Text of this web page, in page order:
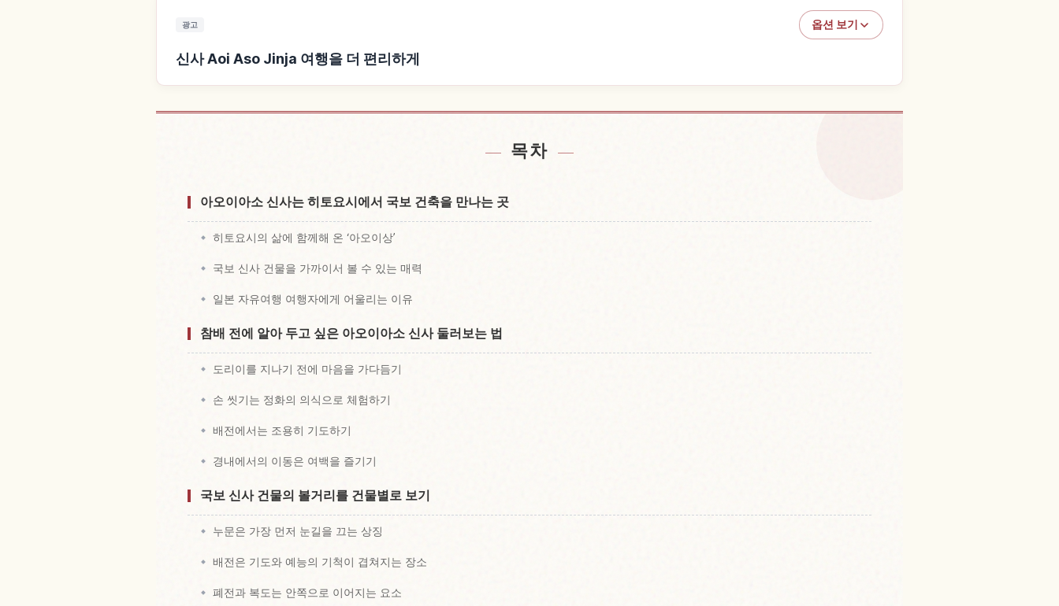
광고 옵션 보기
신사 Aoi Aso Jinja 여행을 더 편리하게
목차
아오이아소 신사는 히토요시에서 국보 건축을 만나는 곳
히토요시의 삶에 함께해 온 ‘아오이상’
국보 신사 건물을 가까이서 볼 수 있는 매력
일본 자유여행 여행자에게 어울리는 이유
참배 전에 알아 두고 싶은 아오이아소 신사 둘러보는 법
도리이를 지나기 전에 마음을 가다듬기
손 씻기는 정화의 의식으로 체험하기
배전에서는 조용히 기도하기
경내에서의 이동은 여백을 즐기기
국보 신사 건물의 볼거리를 건물별로 보기
누문은 가장 먼저 눈길을 끄는 상징
배전은 기도와 예능의 기척이 겹쳐지는 장소
폐전과 복도는 안쪽으로 이어지는 요소